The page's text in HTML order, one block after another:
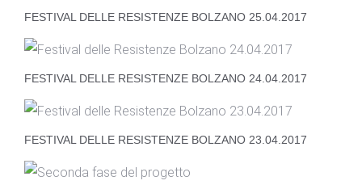
FESTIVAL DELLE RESISTENZE BOLZANO 25.04.2017
FESTIVAL DELLE RESISTENZE BOLZANO 24.04.2017
FESTIVAL DELLE RESISTENZE BOLZANO 23.04.2017